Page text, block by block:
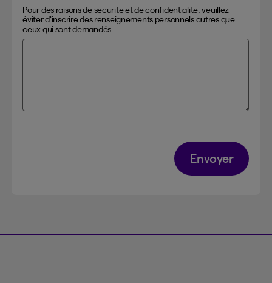
Pour des raisons de sécurité et de confidentialité, veuillez
éviter d’inscrire des renseignements personnels autres que
ceux qui sont demandés.
Envoyer